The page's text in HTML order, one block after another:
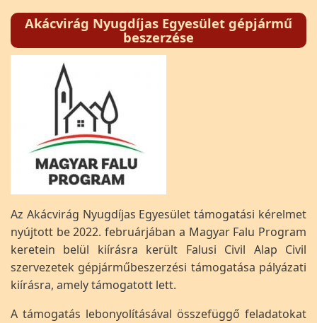
Akácvirág Nyugdíjas Egyesület gépjármű
beszerzése
Az Akácvirág Nyugdíjas Egyesület támogatási kérelmet
nyújtott be 2022. februárjában a Magyar Falu Program
keretein belül kiírásra került Falusi Civil Alap Civil
szervezetek gépjárműbeszerzési támogatása pályázati
kiírásra, amely támogatott lett.
A támogatás lebonyolításával összefüggő feladatokat